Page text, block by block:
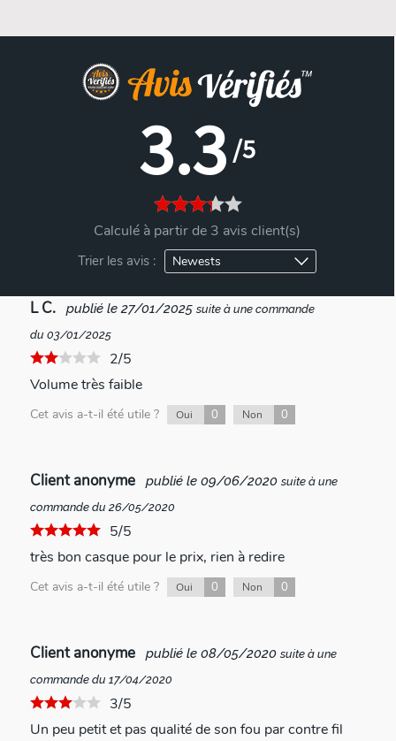
3.3 /5
Calculé à partir de 3 avis client(s)
Trier les avis :
L C. publié le 27/01/2025 suite à une commande
du 03/01/2025
2/5
Volume très faible
Cet avis a-t-il été utile ? Oui 0 Non 0
Client anonyme publié le 09/06/2020 suite à une
commande du 26/05/2020
5/5
très bon casque pour le prix, rien à redire
Cet avis a-t-il été utile ? Oui 0 Non 0
Client anonyme publié le 08/05/2020 suite à une
commande du 17/04/2020
3/5
Un peu petit et pas qualité de son fou par contre fil